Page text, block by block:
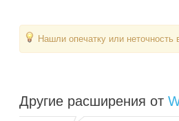
Нашли опечатку или
Другие расширения от